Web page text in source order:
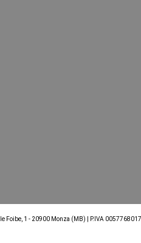
1 - 20900 Monza (MB) | P.IVA